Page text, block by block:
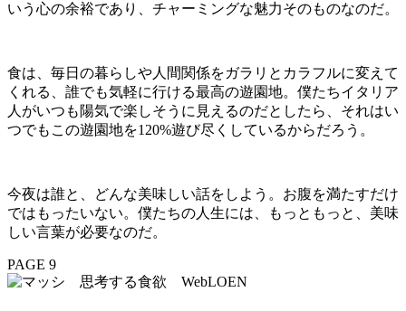
いう心の余裕であり、チャーミングな魅力そのものなのだ。
食は、毎日の暮らしや人間関係をガラリとカラフルに変えて
くれる、誰でも気軽に行ける最高の遊園地。僕たちイタリア
人がいつも陽気で楽しそうに見えるのだとしたら、それはい
つでもこの遊園地を120%遊び尽くしているからだろう。
今夜は誰と、どんな美味しい話をしよう。お腹を満たすだけ
ではもったいない。僕たちの人生には、もっともっと、美味
しい言葉が必要なのだ。
PAGE 9